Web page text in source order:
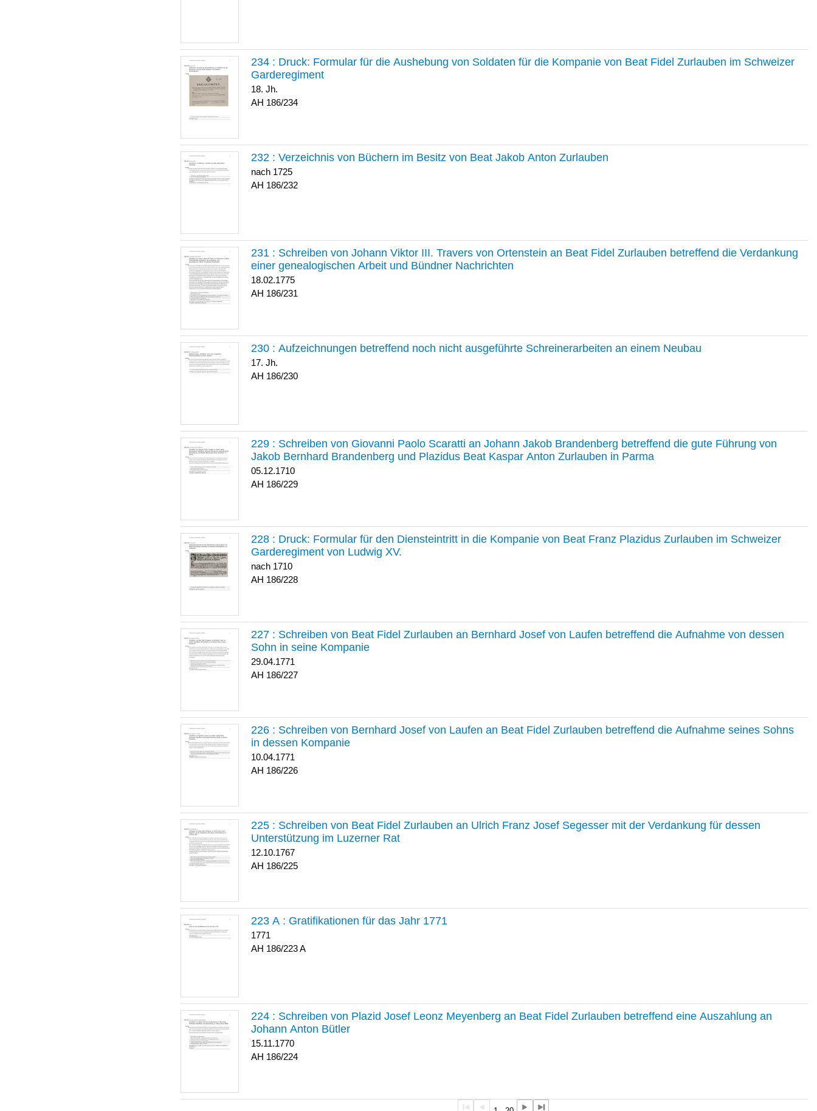
234 : Druck: Formular für die Aushebung von Soldaten für die Kompanie von Beat Fidel Zurlauben im Schweizer
Garderegiment
18. Jh.
186/234
232 : Verzeichnis von Büchern im Besitz von Beat Jakob Anton Zurlauben
nach 1725
186/232
231 : Schreiben von Johann Viktor III. Travers von Ortenstein an Beat Fidel Zurlauben betreffend die Verdankung
einer genealogischen Arbeit und Bündner Nachrichten
18.02.1775
186/231
230 : Aufzeichnungen betreffend noch nicht ausgeführte Schreinerarbeiten an einem Neubau
17. Jh.
186/230
229 : Schreiben von Giovanni Paolo Scaratti an Johann Jakob Brandenberg betreffend die gute Führung von
Jakob Bernhard Brandenberg und Plazidus Beat Kaspar Anton Zurlauben in Parma
05.12.1710
186/229
228 : Druck: Formular für den Diensteintritt in die Kompanie von Beat Franz Plazidus Zurlauben im Schweizer
Garderegiment von Ludwig XV.
nach 1710
186/228
227 : Schreiben von Beat Fidel Zurlauben an Bernhard Josef von Laufen betreffend die Aufnahme von dessen
Sohn in seine Kompanie
29.04.1771
186/227
226 : Schreiben von Bernhard Josef von Laufen an Beat Fidel Zurlauben betreffend die Aufnahme seines Sohns
in dessen Kompanie
10.04.1771
186/226
225 : Schreiben von Beat Fidel Zurlauben an Ulrich Franz Josef Segesser mit der Verdankung für dessen
Unterstützung im Luzerner Rat
12.10.1767
186/225
223 A : Gratifikationen für das Jahr 1771
1771
186/223 A
224 : Schreiben von Plazid Josef Leonz Meyenberg an Beat Fidel Zurlauben betreffend eine Auszahlung an
Johann Anton Bütler
15.11.1770
186/224